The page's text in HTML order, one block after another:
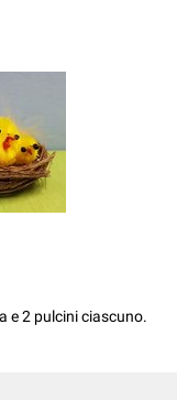
e 2 pulcini ciascuno.